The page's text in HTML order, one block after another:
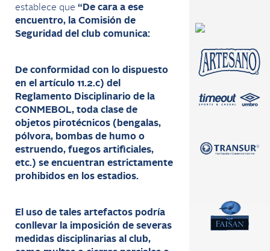
establece que “De cara a ese
encuentro, la Comisión de
Seguridad del club comunica:
De conformidad con lo dispuesto
en el artículo 11.2.c) del
Reglamento Disciplinario de la
CONMEBOL, toda clase de
objetos pirotécnicos (bengalas,
pólvora, bombas de humo o
estruendo, fuegos artificiales,
etc.) se encuentran estrictamente
prohibidos en los estadios.
El uso de tales artefactos podría
conllevar la imposición de severas
medidas disciplinarias al club,